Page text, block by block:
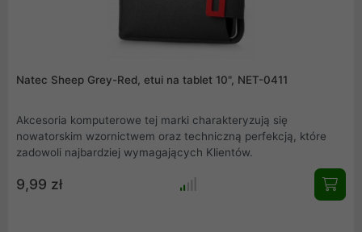
Natec Sheep Grey-Red, etui na tablet 10", NET-0411
Akcesoria komputerowe tej marki charakteryzują się
nowatorskim wzornictwem oraz techniczną perfekcją, które
zadowoli najbardziej wymagających Klientów.
9,99 zł